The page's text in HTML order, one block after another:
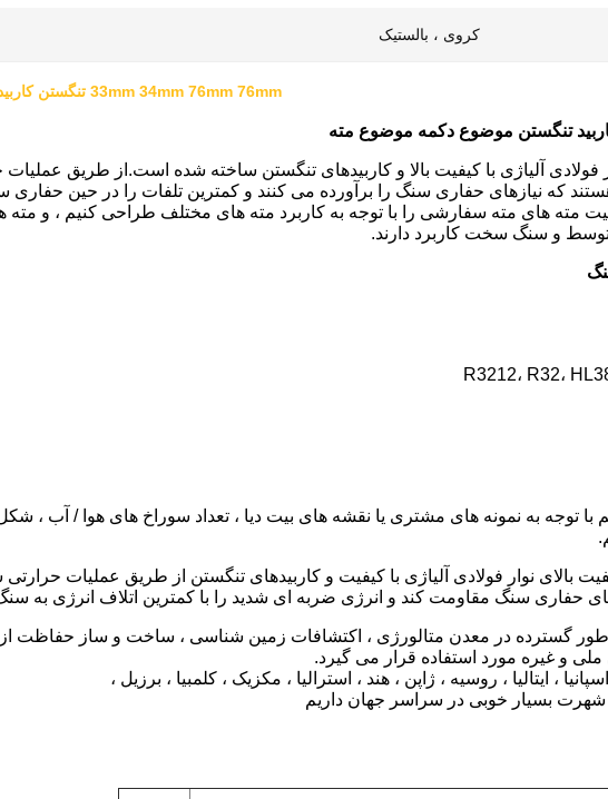
کروی ، بالستیک
33mm 34mm 76mm 76mm تنگستن کاربید موضوع دکمه بیت مته
آلیاژی با کیفیت بالا و کاربیدهای تنگستن ساخته شده است.از طریق عملیات
که نیازهای حفاری سنگ را برآورده می کنند و کمترین تلفات را در حین
بیت مته های مته سفارشی را با توجه به کاربرد مته های مختلف طراحی کنیم ، و
​​و سنگ سخت کاربرد دارند.
با توجه به نمونه های مشتری یا نقشه های بیت دیا ، تعداد سوراخ های هوا / آب ،
بالای نوار فولادی آلیاژی با کیفیت و کاربیدهای تنگستن از طریق عملیات
حفاری سنگ مقاومت کند و انرژی ضربه ای شدید را با کمترین اتلاف انرژی به
گسترده در معدن متالورژی ، اکتشافات زمین شناسی ، ساخت و ساز حفاظت از
و غیره مورد استفاده قرار می گیرد.
، ایتالیا ، روسیه ، ژاپن ، هند ، استرالیا ، مکزیک ، کلمبیا ، برزیل ،
شهرت بسیار خوبی در سراسر جهان داریم